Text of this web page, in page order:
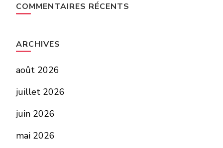
COMMENTAIRES RÉCENTS
ARCHIVES
août 2026
juillet 2026
juin 2026
mai 2026